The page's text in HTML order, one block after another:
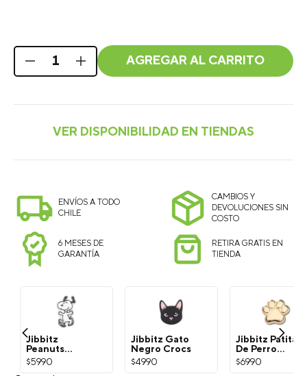
AGREGAR AL CARRITO
ENVÍOS A TODO
CHILE
CAMBIOS Y
DEVOLUCIONES SIN
COSTO
6 MESES DE
GARANTÍA
RETIRA GRATIS EN
TIENDA
Jibbitz
Peanuts
Snoopy
Blanco Crocs
$5990
Jibbitz Gato
Negro Crocs
$4990
Jibbitz Patita
De Perro
Dorada Crocs
$6990